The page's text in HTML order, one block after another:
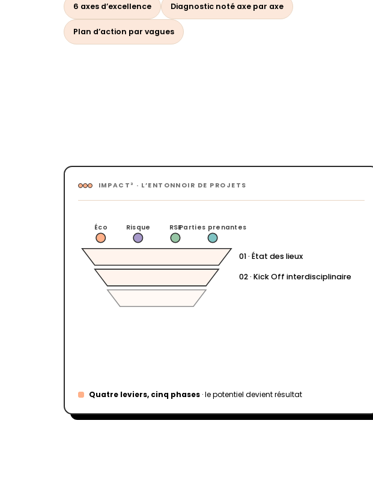
6 axes d’excellence Diagnostic noté axe par axe
Plan d’action par vagues
IMPACT³ · L’ENTONNOIR DE PROJETS
Éco Risque RSEParties prenantes
01 · État des lieux
02 · Kick Off interdisciplinaire
Quatre leviers, cinq phases· le potentiel devient résultat